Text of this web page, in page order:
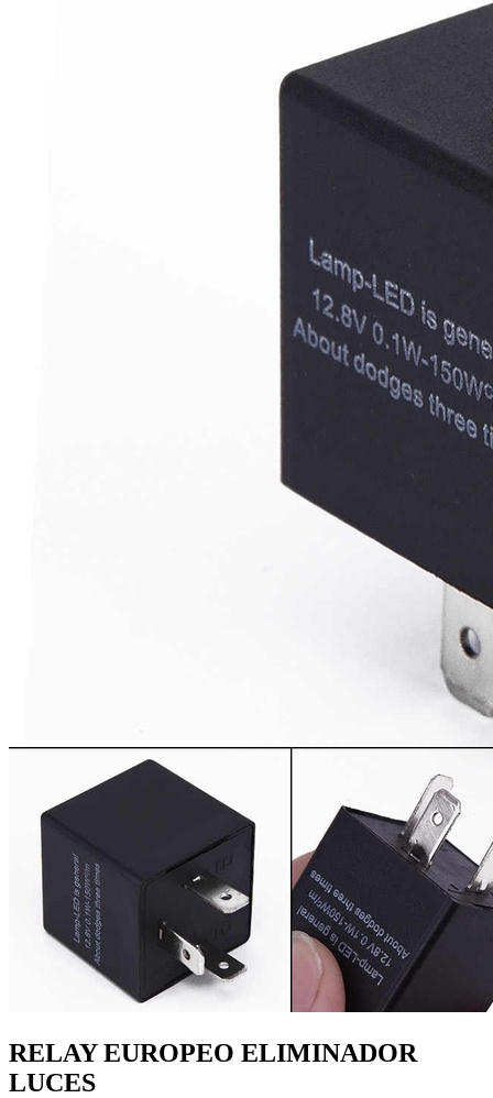
RELAY EUROPEO ELIMINADOR
LUCES